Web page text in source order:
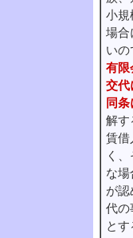
小規
場合
い
有限
交代
同
解す
賃借
く
な
が
代の
と